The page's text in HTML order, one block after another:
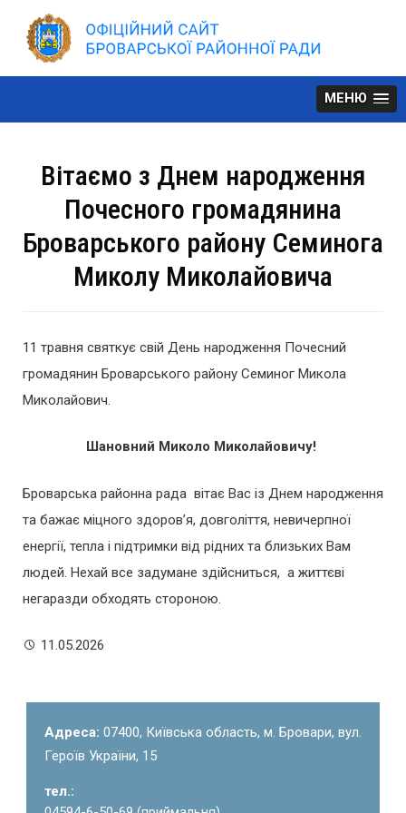
to
content
МЕНЮ
Вітаємо з Днем народження
Почесного громадянина
Броварського району Семинога
Миколу Миколайовича
11 травня святкує свій День народження Почесний
громадянин Броварського району Семиног Микола
Миколайович.
Шановний Миколо Миколайовичу!
Броварська районна рада вітає Вас із Днем народження
та бажає міцного здоров’я, довголіття, невичерпної
енергії, тепла і підтримки від рідних та близьких Вам
людей. Нехай все задумане здійсниться, а життєві
негаразди обходять стороною.
11.05.2026
Адреса: 07400, Київська область, м. Бровари, вул.
Героїв України, 15
тел.: